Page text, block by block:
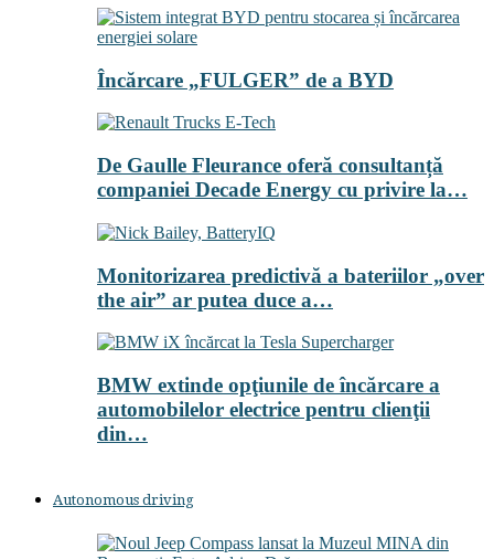
Încărcare „FULGER” de a BYD
De Gaulle Fleurance oferă consultanță
companiei Decade Energy cu privire la…
Monitorizarea predictivă a bateriilor „over
the air” ar putea duce a…
BMW extinde opţiunile de încărcare a
automobilelor electrice pentru clienţii
din…
Autonomous driving